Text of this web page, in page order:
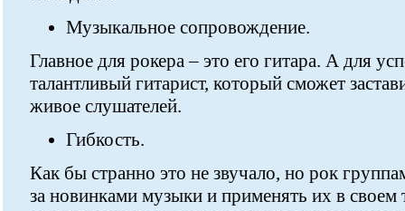
Музыкальное сопровождение.
Главное для рокера – это его гитара. А для
талантливый гитарист, который сможет
живое слушателей.
Гибкость.
Как бы странно это не звучало, но рок
за новинками музыки и применять их в своем